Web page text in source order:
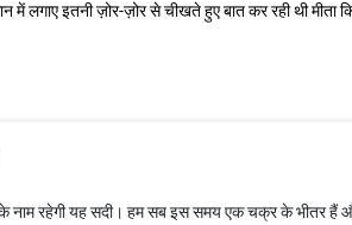
में लगाए इतनी ज़ोर-ज़ोर से चीखते हुए बात कर रही थी
नाम रहेगी यह सदी। हम सब इस समय एक चक्र के भीतर हैं